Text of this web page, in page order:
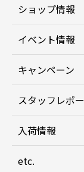
ショップ情報
イベント情報
キャンペーン
スタッフレポ
入荷情報
etc.